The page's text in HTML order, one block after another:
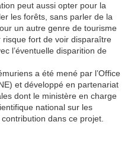
peut aussi opter pour la
les forêts, sans parler de la
un autre genre de tourisme
fort de voir disparaître
l’éventuelle disparition de
a été mené par l’Office
et développé en partenariat
dont le ministère en charge
national sur les
dans ce projet.